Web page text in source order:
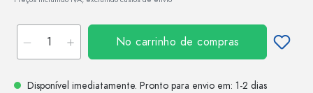
No carrinho de compras
Disponível imediatamente. Pronto para envio em: 1-2 dias